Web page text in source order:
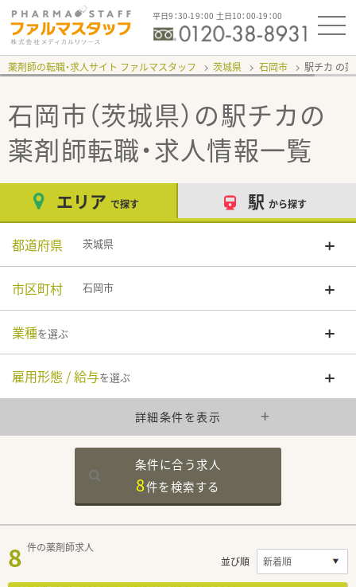
平日9：30-19：00 土日10：00-19：00
薬剤師の転職・求人サイト ファルマスタッフ 茨城県 石岡市 駅チカ
石岡市（茨城県）の駅チカの
薬剤師転職・求人情報一覧
エリア で探す 駅 から探す
都道府県 茨城県
市区町村 石岡市
業種を選ぶ
雇用形態 / 給与を選ぶ
詳細条件を表示
条件に合う求人
8件を検索する
8 件の薬剤師求人
並び順